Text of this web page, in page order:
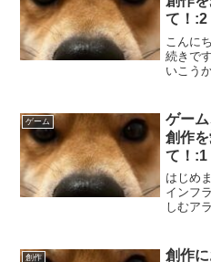
て！:2
こんに
続きで
いこう
しく書
ブログ
ゲーム
ゲー
創作
て！:1
はじめ
インフ
しむア
事に分
創作 創作